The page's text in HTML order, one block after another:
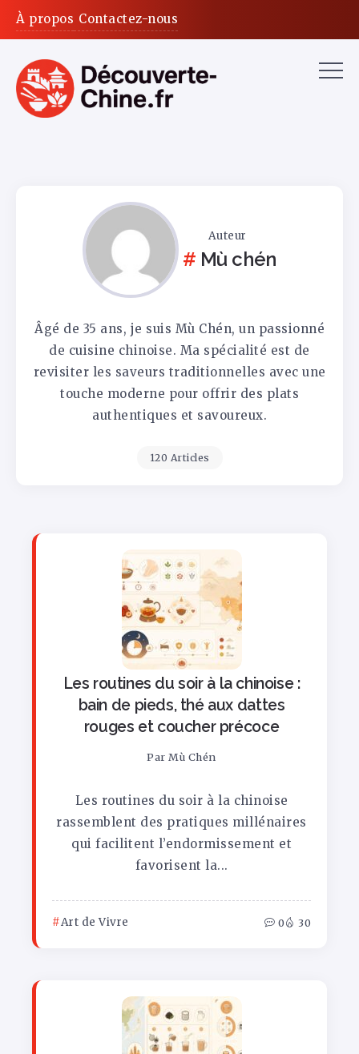
À propos Contactez-nous
Auteur
Mù chén
Âgé de 35 ans, je suis Mù Chén, un passionné
de cuisine chinoise. Ma spécialité est de
revisiter les saveurs traditionnelles avec une
touche moderne pour offrir des plats
authentiques et savoureux.
120 Articles
Les routines du soir à la chinoise :
bain de pieds, thé aux dattes
rouges et coucher précoce
Par Mù Chén
Les routines du soir à la chinoise
rassemblent des pratiques millénaires
qui facilitent l’endormissement et
favorisent la...
Art de Vivre 0 30